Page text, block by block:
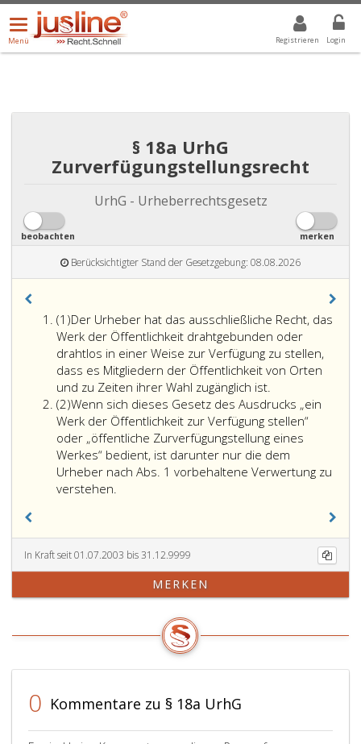
Registrieren Login
Menü
öffnen/schließen
Menü
ALLE DROPDOWN: GEWÄHLTER WERT IST ALLE
§ 18a UrhG
Zurverfügungstellungsrecht
UrhG - Urheberrechtsgesetz
beobachten merken
Berücksichtigter Stand der Gesetzgebung: 08.08.2026
(1)Absatz
eins
Der Urheber hat das ausschließliche Recht, das
Werk der Öffentlichkeit drahtgebunden oder
drahtlos in einer Weise zur Verfügung zu stellen,
dass es Mitgliedern der Öffentlichkeit von Orten
und zu Zeiten ihrer Wahl zugänglich ist.
(2)Absatz
2
Wenn sich dieses Gesetz des Ausdrucks „ein
Werk der Öffentlichkeit zur Verfügung stellen“
oder „öffentliche Zurverfügungstellung eines
Werkes“ bedient, ist darunter nur die dem
Urheber nach Abs. 1 vorbehaltene Verwertung zu
verstehen.
Gesetz
des
Ausdrucks
Öffentlichkeit
Verfügung
oder
In Kraft seit 01.07.2003 bis 31.12.9999
MERKEN
0 Kommentare zu § 18a UrhG